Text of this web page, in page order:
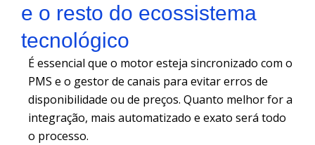
e o resto do ecossistema
tecnológico
É essencial que o motor esteja sincronizado com o
PMS e o gestor de canais para evitar erros de
disponibilidade ou de preços. Quanto melhor for a
integração, mais automatizado e exato será todo
o processo.